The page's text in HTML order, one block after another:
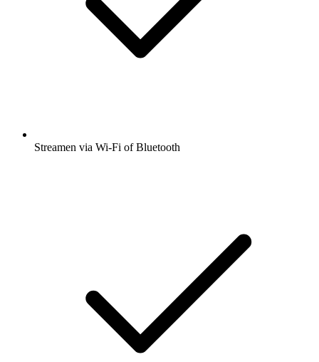
Streamen via Wi-Fi of Bluetooth